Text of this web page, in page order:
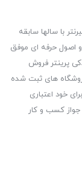
با سالها سابقه
و اصول حرفه ای موفق
پرینتر فروش
های ثبت شده
خود اعتباری
جواز کسب و کار